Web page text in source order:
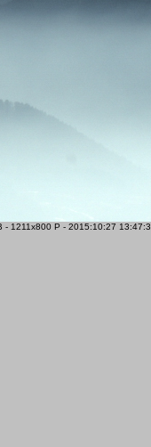
1211x800 P - 2015:10:27